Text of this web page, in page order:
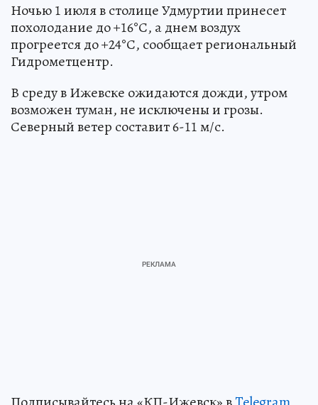
Ночью 1 июля в столице Удмуртии принесет
похолодание до +16°С, а днем воздух
прогреется до +24°С, сообщает региональный
Гидрометцентр.
В среду в Ижевске ожидаются дожди, утром
возможен туман, не исключены и грозы.
Северный ветер составит 6-11 м/с.